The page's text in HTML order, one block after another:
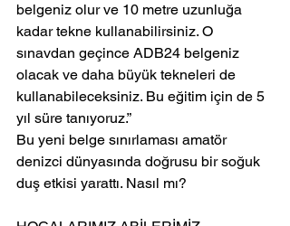
belgeniz olur ve 10 metre uzunluğa
kadar tekne kullanabilirsiniz. O
sınavdan geçince ADB24 belgeniz
olacak ve daha büyük tekneleri de
kullanabileceksiniz. Bu eğitim için de 5
yıl süre tanıyoruz.”
Bu yeni belge sınırlaması amatör
denizci dünyasında doğrusu bir soğuk
duş etkisi yarattı. Nasıl mı?